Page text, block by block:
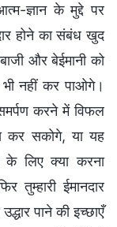
ज्ञान के मुद्दे पर
होने का संबंध खुद
और बेईमानी को
नहीं कर पाओगे।
करने में विफल
कर सकोगे, या यह
लिए क्या करना
तुम्हारी ईमानदार
पाने की इच्छाएँ